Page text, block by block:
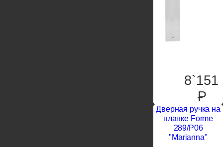
8`151
P
Дверная ручка на
планке Forme
289/P06
"Marianna"